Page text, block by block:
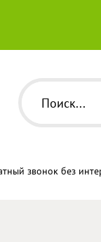
звонок без